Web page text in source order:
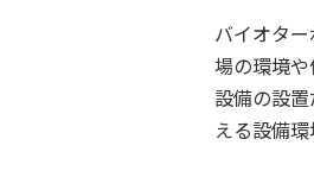
バイオタ
場の環境や
設備の設
える設備環